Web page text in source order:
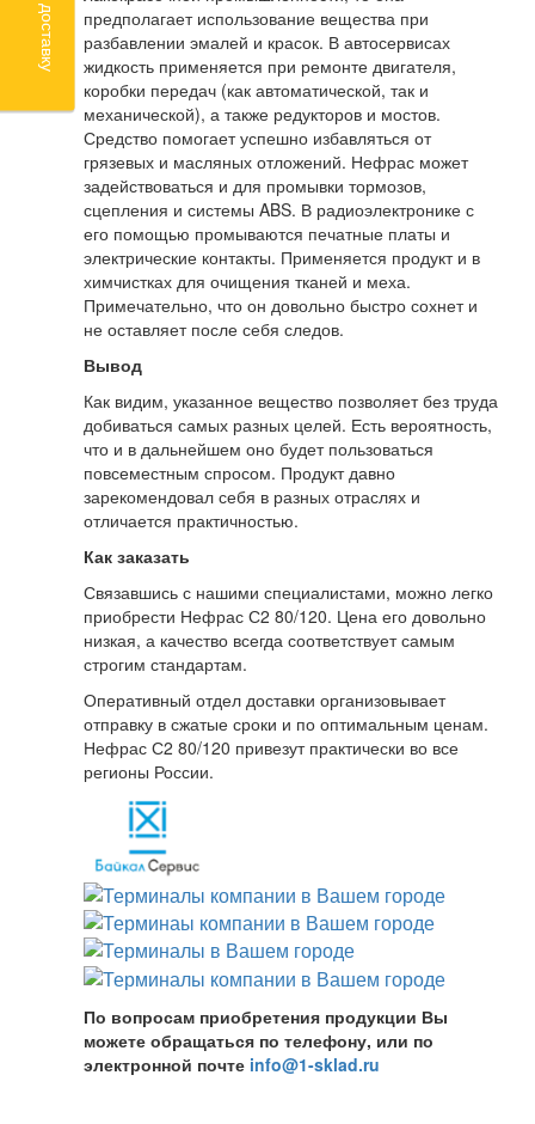
предполагает использование вещества при
разбавлении эмалей и красок. В автосервисах
жидкость применяется при ремонте двигателя,
коробки передач (как автоматической, так и
механической), а также редукторов и мостов.
Средство помогает успешно избавляться от
грязевых и масляных отложений. Нефрас может
задействоваться и для промывки тормозов,
сцепления и системы ABS. В радиоэлектронике с
его помощью промываются печатные платы и
электрические контакты. Применяется продукт и в
химчистках для очищения тканей и меха.
Примечательно, что он довольно быстро сохнет и
не оставляет после себя следов.
Вывод
Как видим, указанное вещество позволяет без труда
добиваться самых разных целей. Есть вероятность,
что и в дальнейшем оно будет пользоваться
повсеместным спросом. Продукт давно
зарекомендовал себя в разных отраслях и
отличается практичностью.
Как заказать
Связавшись с нашими специалистами, можно легко
приобрести Нефрас С2 80/120. Цена его довольно
низкая, а качество всегда соответствует самым
строгим стандартам.
Оперативный отдел доставки организовывает
отправку в сжатые сроки и по оптимальным ценам.
Нефрас С2 80/120 привезут практически во все
регионы России.
По вопросам приобретения продукции Вы
можете обращаться по телефону, или по
электронной почте info@1-sklad.ru